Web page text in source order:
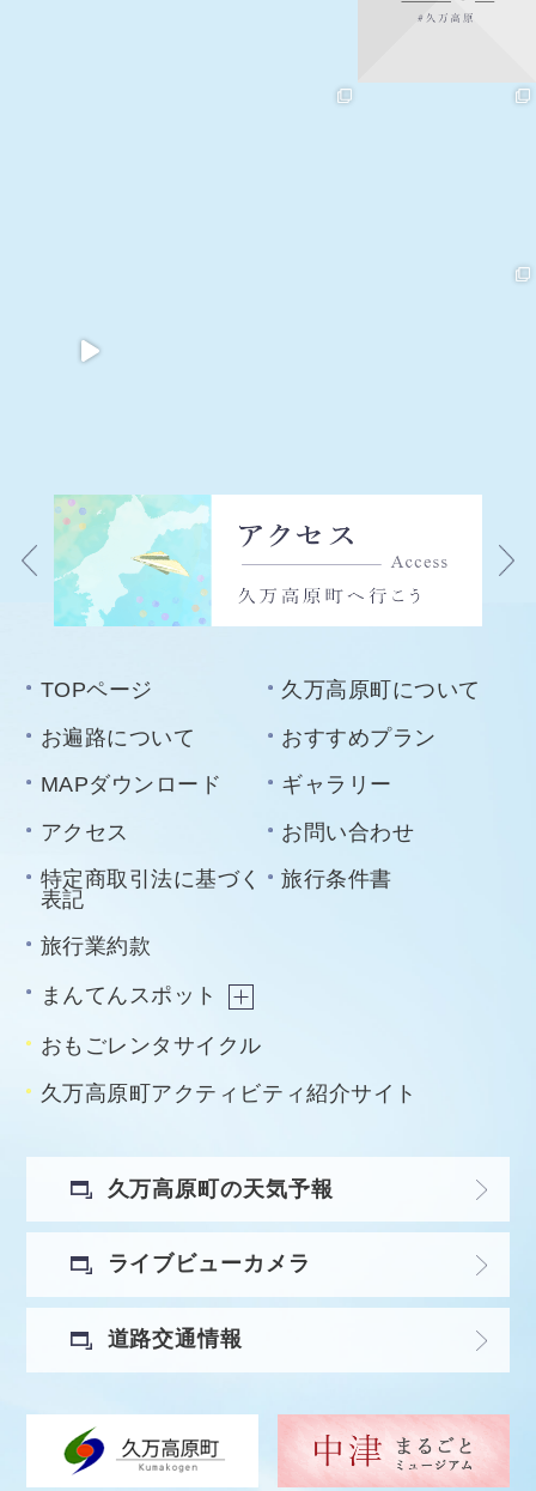
TOPページ
久万高原町について
お遍路について
おすすめプラン
MAPダウンロード
ギャラリー
アクセス
お問い合わせ
特定商取引法に基づく
表記
旅行条件書
旅行業約款
まんてんスポット
おもごレンタサイクル
久万高原町アクティビティ紹介サイト
久万高原町の天気予報
ライブビューカメラ
道路交通情報